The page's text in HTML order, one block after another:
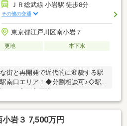
ＪＲ総武線 小岩駅 徒歩8分
その他の交通
東京都江戸川区南小岩７
更地
本下水
街と再開発で近代的に変貌する駅
南口エリア！◆分割相談可♪◇駅
）！◆住宅用地はもちろんアパー
築条件なし♪お好きなハウスメー
量済み、現況更地につき余計な
可能です■ライフインフォメーシ
岩３ 7,500万円